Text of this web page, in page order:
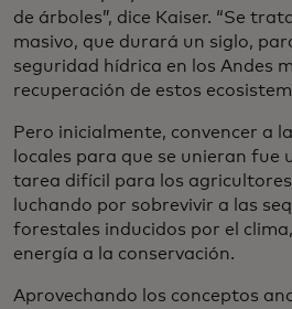
de árboles”, dice Kaiser. “Se
masivo, que durará un siglo,
seguridad hídrica en los Andes
recuperación de estos
Pero inicialmente, convencer a
locales para que se unieran fue
tarea difícil para los
luchando por sobrevivir a las
forestales inducidos por el
energía a la conservación.
Aprovechando los conceptos